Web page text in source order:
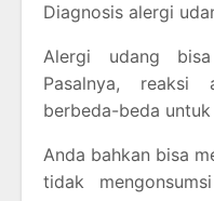
Diagnosis alergi
Alergi udang
Pasalnya,
berbeda-beda
Anda bahkan bisa
tidak